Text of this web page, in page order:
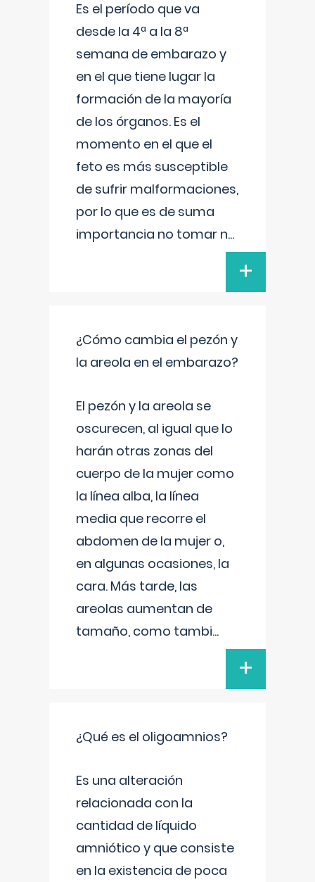
Es el período que va
desde la 4ª a la 8ª
semana de embarazo y
en el que tiene lugar la
formación de la mayoría
de los órganos. Es el
momento en el que el
feto es más susceptible
de sufrir malformaciones,
por lo que es de suma
importancia no tomar n...
+
¿Cómo cambia el pezón y
la areola en el embarazo?
El pezón y la areola se
oscurecen, al igual que lo
harán otras zonas del
cuerpo de la mujer como
la línea alba, la línea
media que recorre el
abdomen de la mujer o,
en algunas ocasiones, la
cara. Más tarde, las
areolas aumentan de
tamaño, como tambi...
+
¿Qué es el oligoamnios?
Es una alteración
relacionada con la
cantidad de líquido
amniótico y que consiste
en la existencia de poca